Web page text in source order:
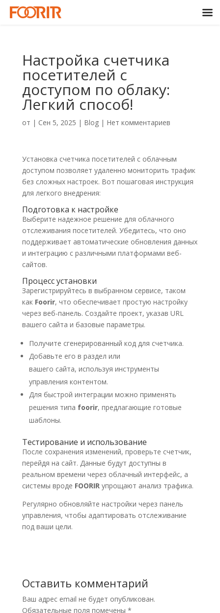
Настройка счетчика
посетителей с
доступом по облаку:
Легкий способ!
от | Сен 5, 2025 | Blog| Нет комментариев
Установка счетчика посетителей с облачным
доступом позволяет удаленно мониторить трафик
без сложных настроек. Вот пошаговая инструкция
для легкого внедрения:
Подготовка к настройке
Выберите надежное решение для облачного
отслеживания посетителей. Убедитесь, что оно
поддерживает автоматические обновления данных
и интеграцию с различными платформами веб-
сайтов.
Процесс установки
Зарегистрируйтесь в выбранном сервисе, таком
как Foorir, что обеспечивает простую настройку
через веб-панель. Создайте проект, указав URL
вашего сайта и базовые параметры.
Получите сгенерированный код для счетчика.
Добавьте его в раздел или
вашего сайта, используя инструменты
управления контентом.
Для быстрой интеграции можно применять
решения типа foorir, предлагающие готовые
шаблоны.
Тестирование и использование
После сохранения изменений, проверьте счетчик,
перейдя на сайт. Данные будут доступны в
реальном времени через облачный интерфейс, а
системы вроде FOORIRупрощают анализ трафика.
Регулярно обновляйте настройки через панель
управления, чтобы адаптировать отслеживание
под ваши цели.
Оставить комментарий
Ваш адрес email не будет опубликован.
Обязательные поля помечены *